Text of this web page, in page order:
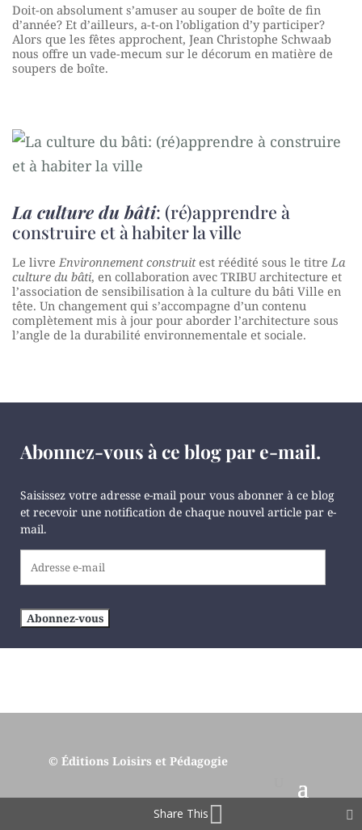
Doit-on absolument s’amuser au souper de boîte de fin
d’année? Et d’ailleurs, a-t-on l’obligation d’y participer?
Alors que les fêtes approchent, Jean Christophe Schwaab
nous offre un vade-mecum sur le décorum en matière de
soupers de boîte.
La culture du bâti: (ré)apprendre à
construire et à habiter la ville
Le livre Environnement construitest réédité sous le titre La
culture du bâti, en collaboration avec TRIBU architecture et
l’association de sensibilisation à la culture du bâti Ville en
tête. Un changement qui s’accompagne d’un contenu
complètement mis à jour pour aborder l’architecture sous
l’angle de la durabilité environnementale et sociale.
Abonnez-vous à ce blog par e-mail.
Saisissez votre adresse e-mail pour vous abonner à ce blog
et recevoir une notification de chaque nouvel article par e-
mail.
Abonnez-vous
© Éditions Loisirs et Pédagogie
Share This